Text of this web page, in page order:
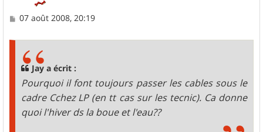
M
07 août 2008, 20:19
Jay a écrit :
Pourquoi il font toujours passer les cables sous le
cadre Cchez LP (en tt cas sur les tecnic). Ca donne
quoi l'hiver ds la boue et l'eau??